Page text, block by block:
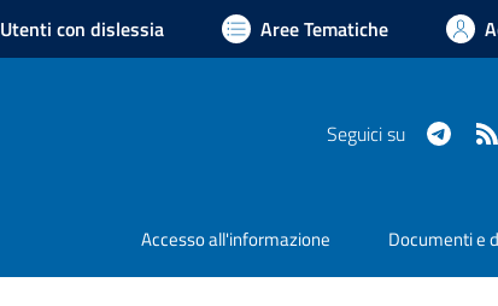
Utenti con dislessia Aree Tematiche
Seguici su
Accesso all'informazione Documenti e